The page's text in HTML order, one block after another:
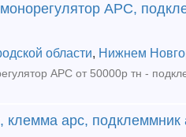
АРС,
области, Нижнем
клемма арс, подклеммник